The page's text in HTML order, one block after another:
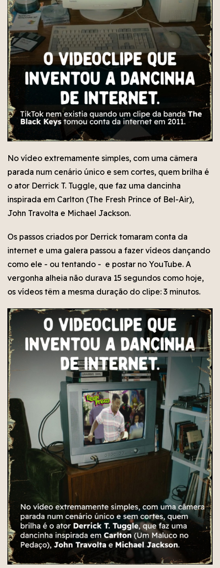
No vídeo extremamente simples, com uma câmera
parada num cenário único e sem cortes, quem brilha é
o ator Derrick T. Tuggle, que faz uma dancinha
inspirada em Carlton (The Fresh Prince of Bel-Air),
John Travolta e Michael Jackson.
Os passos criados por Derrick tomaram conta da
internet e uma galera passou a fazer vídeos dançando
como ele - ou tentando - e postar no YouTube. A
vergonha alheia não durava 15 segundos como hoje,
os vídeos têm a mesma duração do clipe: 3 minutos.